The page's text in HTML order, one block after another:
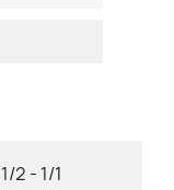
2 - 1/1